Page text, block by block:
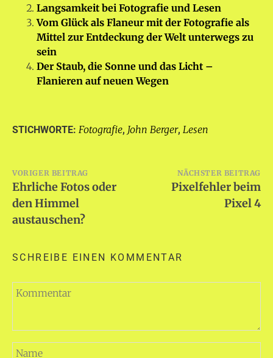
Langsamkeit bei Fotografie und Lesen
Vom Glück als Flaneur mit der Fotografie als
Mittel zur Entdeckung der Welt unterwegs zu
sein
Der Staub, die Sonne und das Licht –
Flanieren auf neuen Wegen
STICHWORTE: Fotografie, John Berger, Lesen
Beitragsnavigation
VORIGER BEITRAG
Ehrliche Fotos oder
den Himmel
austauschen?
NÄCHSTER BEITRAG
Pixelfehler beim
Pixel 4
SCHREIBE EINEN KOMMENTAR